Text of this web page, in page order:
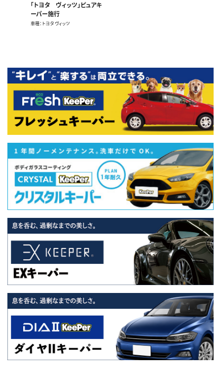
「トヨタ ヴィッツ」ピュアキ
ーパー施行
車種 トヨタ ヴィッツ